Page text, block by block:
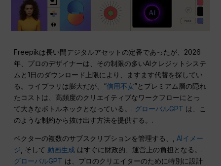
Freepikは長い間デジタルアセットの定番であったが、2026
年、プロのデザイナーは、その制限の多いAIクレジットシステ
ムと1日のダウンロード上限により、ますます代替を探してい
る。ライブラリは膨大だが、“信用不安”とプレミアム層の隠れ
たコストは、高頻度のクリエイティブなワークフローにとっ
て大きなボトルネックとなっている。. グローバルGPT は、こ
のような制約から抜け出す方法を提供する。.
ベクターの複数のサブスクリプションを管理する、,AIイメー
ジ , そして動画生成 はすぐに財政的、運営上の負担となる。.
グローバルGPT は、プロのクリエイターのために特別に設計